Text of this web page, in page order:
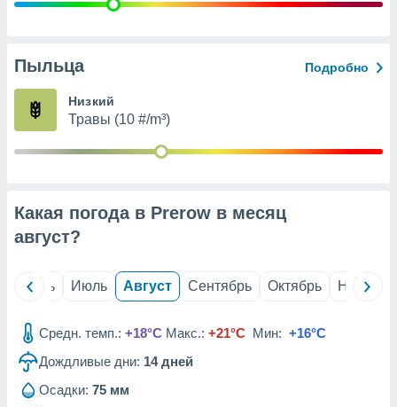
рекламы
сведения
Пыльца Подробно
Низкий
Травы (10 #/m³)
Какая погода в Prerow в месяц
август?
Июнь Июль Август Сентябрь Октябрь Ноябрь
Средн. темп.: +18°C Макс.: +21°C Мин: +16°C
Дождливые дни: 14дней
Осадки: 75 мм